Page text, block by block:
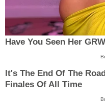
Have You Seen Her
It's The End Of The
Finales Of All Time